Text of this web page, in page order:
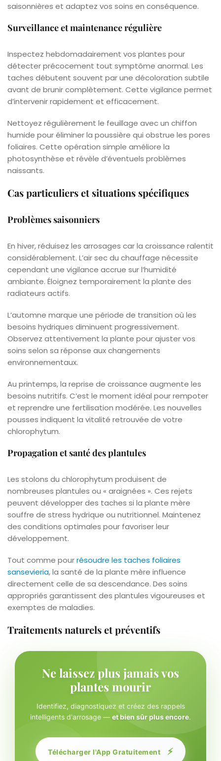
saisonnières et adaptez vos soins en conséquence.
Surveillance et maintenance régulière
Inspectez hebdomadairement vos plantes pour
détecter précocement tout symptôme anormal. Les
taches débutent souvent par une décoloration subtile
avant de brunir complètement. Cette vigilance permet
d’intervenir rapidement et efficacement.
Nettoyez régulièrement le feuillage avec un chiffon
humide pour éliminer la poussière qui obstrue les pores
foliaires. Cette opération simple améliore la
photosynthèse et révèle d’éventuels problèmes
naissants.
Cas particuliers et situations spécifiques
Problèmes saisonniers
En hiver, réduisez les arrosages car la croissance ralentit
considérablement. L’air sec du chauffage nécessite
cependant une vigilance accrue sur l’humidité
ambiante. Éloignez temporairement la plante des
radiateurs actifs.
L’automne marque une période de transition où les
besoins hydriques diminuent progressivement.
Observez attentivement la plante pour ajuster vos
soins selon sa réponse aux changements
environnementaux.
Au printemps, la reprise de croissance augmente les
besoins nutritifs. C’est le moment idéal pour rempoter
et reprendre une fertilisation modérée. Les nouvelles
pousses indiquent la vitalité retrouvée de votre
chlorophytum.
Propagation et santé des plantules
Les stolons du chlorophytum produisent de
nombreuses plantules ou « araignées ». Ces rejets
peuvent développer des taches si la plante mère
souffre de stress hydrique ou nutritionnel. Maintenez
des conditions optimales pour favoriser leur
développement.
Tout comme pourrésoudre les taches foliaires
sansevieria, la santé de la plante mère influence
directement celle de sa descendance. Des soins
appropriés garantissent des plantules vigoureuses et
exemptes de maladies.
Traitements naturels et préventifs
Ne laissez plus jamais vos
plantes mourir
Identifiez, diagnostiquez et créez des rappels
intelligents d'arrosage — et bien sûr plus encore.
Télécharger l'App Gratuitement ⚡